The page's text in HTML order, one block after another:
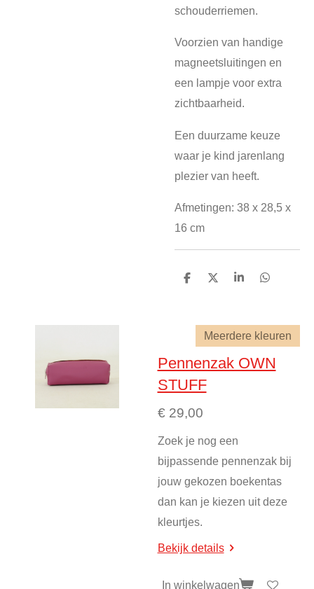
schouderriemen.
Voorzien van handige
magneetsluitingen en
een lampje voor extra
zichtbaarheid.
Een duurzame keuze
waar je kind jarenlang
plezier van heeft.
Afmetingen: 38 x 28,5 x
16 cm
D
D
S
D
Meerdere kleuren
Pennenzak OWN
STUFF
€ 29,00
Zoek je nog een
bijpassende pennenzak bij
jouw gekozen boekentas
dan kan je kiezen uit deze
kleurtjes.
Bekijk details
In winkelwagen